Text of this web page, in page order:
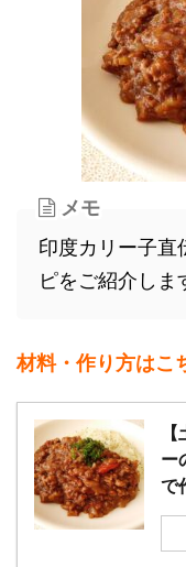
メモ
印度カリー子直
ピをご紹介しま
材料・作り方は
ー
で